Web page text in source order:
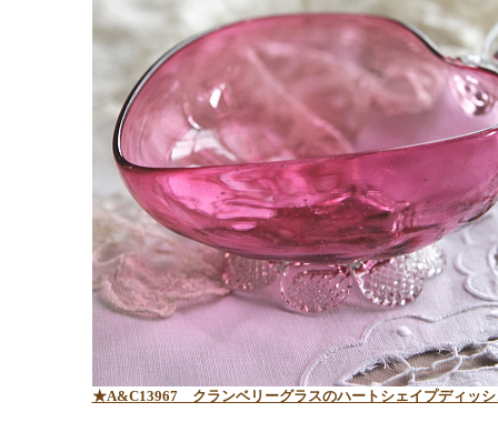
★A&C13967 クランベリーグラスのハートシェイプディッシ